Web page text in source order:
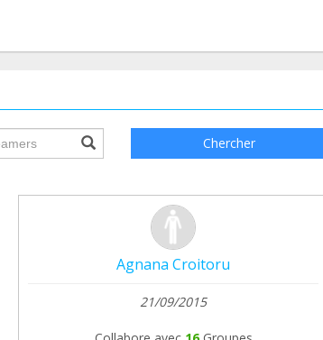
Chercher
Agnana Croitoru
21/09/2015